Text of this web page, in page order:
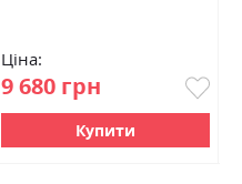
Ціна:
9 680 грн
Купити